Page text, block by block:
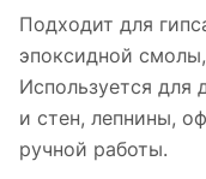
Подходит для
эпоксидной
Используется для
и стен, лепнины,
ручной работы.